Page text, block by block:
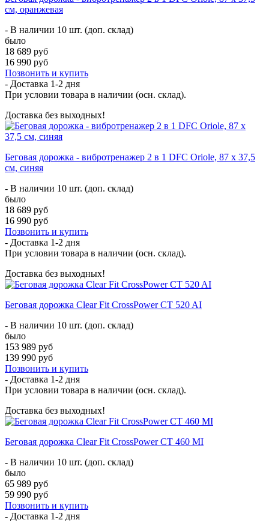
см, оранжевая
- В наличии 10 шт. (доп. склад)
было
18 689 руб
16 990 руб
Позвонить и купить
- Доставка 1-2 дня
При условии товара в наличии (осн. склад).
Доставка без выходных!
Беговая дорожка - вибротренажер 2 в 1 DFC Oriole, 87 х 37,5
см, синяя
- В наличии 10 шт. (доп. склад)
было
18 689 руб
16 990 руб
Позвонить и купить
- Доставка 1-2 дня
При условии товара в наличии (осн. склад).
Доставка без выходных!
Беговая дорожка Clear Fit CrossPower CT 520 AI
- В наличии 10 шт. (доп. склад)
было
153 989 руб
139 990 руб
Позвонить и купить
- Доставка 1-2 дня
При условии товара в наличии (осн. склад).
Доставка без выходных!
Беговая дорожка Clear Fit CrossPower CT 460 MI
- В наличии 10 шт. (доп. склад)
было
65 989 руб
59 990 руб
Позвонить и купить
- Доставка 1-2 дня